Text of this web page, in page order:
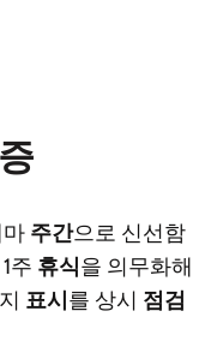
주간으로 신선함
주 휴식을 의무화해
표시 를 상시 점검